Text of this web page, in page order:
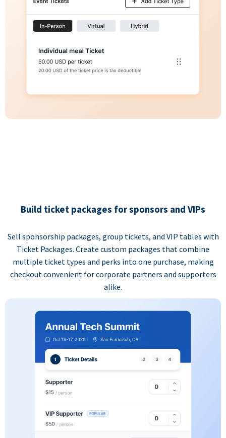
Build ticket packages for sponsors and VIPs
Sell sponsorship packages, group tickets, and VIP tables with
Ticket Packages. Create custom packages that combine
multiple ticket types and perks into one purchase, making
checkout convenient for corporate partners and supporters
alike.